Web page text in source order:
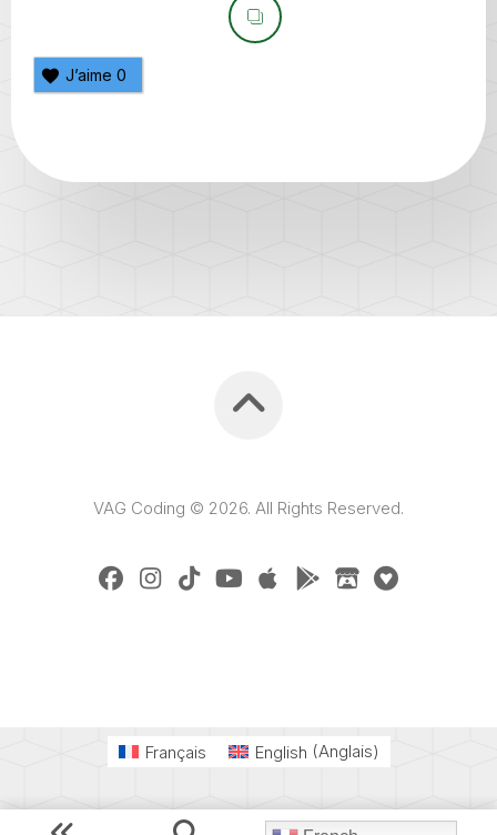
J’aime 0
VAG Coding © 2026. All Rights Reserved.
Français English (Anglais)